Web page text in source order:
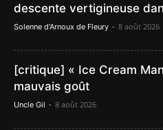
descente vertigineuse
Solenne d'Arnoux de Fleury - 8 août 2026
[critique] « Ice Cream
mauvais goût
Uncle Gil - 8 août 2026